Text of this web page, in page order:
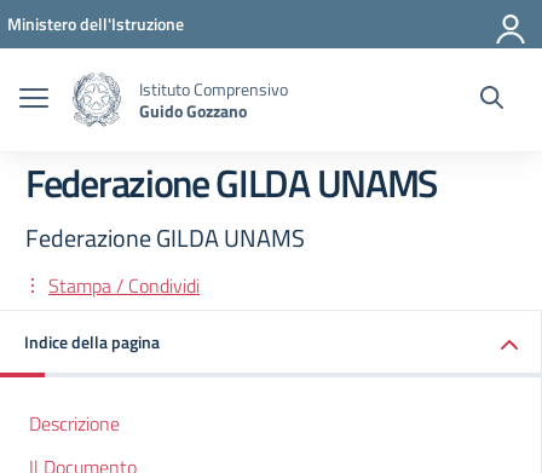
Vai ai contenuti
Vai al menu di navigazione
Vai al footer
Ministero dell'Istruzione
Istituto Comprensivo
Guido Gozzano
Federazione GILDA UNAMS
Federazione GILDA UNAMS
Stampa / Condividi
Indice della pagina
Descrizione
Il Documento